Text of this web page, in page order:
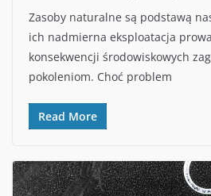
Zasoby naturalne są podstawą
ich nadmierna eksploatacja
konsekwencji środowiskowych
pokoleniom. Choć problem
Read More